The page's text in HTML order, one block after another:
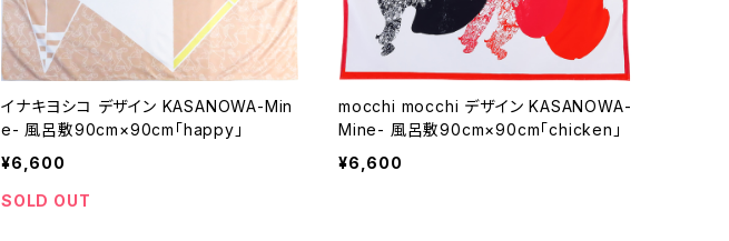
イナキヨシコ デザイン KASANOWA-Min
e- 風呂敷90cm×90cm「happy」
¥6,600
SOLD OUT
mocchi mocchi デザイン KASANOWA-
Mine- 風呂敷90cm×90cm「chicken」
¥6,600